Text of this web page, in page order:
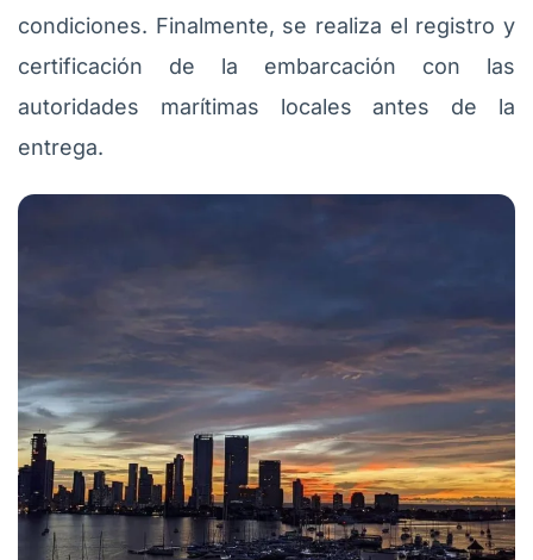
condiciones. Finalmente, se realiza el registro y
certificación de la embarcación con las
autoridades marítimas locales antes de la
entrega.